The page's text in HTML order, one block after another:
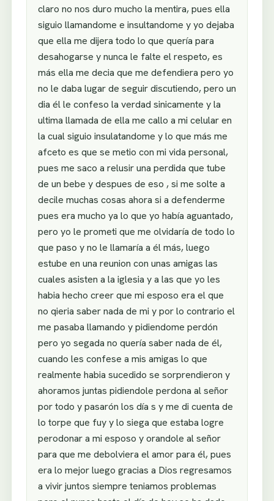
claro no nos duro mucho la mentira, pues ella
siguio llamandome e insultandome y yo dejaba
que ella me dijera todo lo que quería para
desahogarse y nunca le falte el respeto, es
más ella me decia que me defendiera pero yo
no le daba lugar de seguir discutiendo, pero un
dia él le confeso la verdad sinicamente y la
ultima llamada de ella me callo a mi celular en
la cual siguio insulatandome y lo que más me
afceto es que se metio con mi vida personal,
pues me saco a relusir una perdida que tube
de un bebe y despues de eso , si me solte a
decile muchas cosas ahora si a defenderme
pues era mucho ya lo que yo había aguantado,
pero yo le prometi que me olvidaría de todo lo
que paso y no le llamaría a él más, luego
estube en una reunion con unas amigas las
cuales asisten a la iglesia y a las que yo les
habia hecho creer que mi esposo era el que
no qieria saber nada de mi y por lo contrario el
me pasaba llamando y pidiendome perdón
pero yo segada no quería saber nada de él,
cuando les confese a mis amigas lo que
realmente habia sucedido se sorprendieron y
ahoramos juntas pidiendole perdona al señor
por todo y pasarón los día s y me di cuenta de
lo torpe que fuy y lo siega que estaba logre
perodonar a mi esposo y orandole al señor
para que me debolviera el amor para él, pues
era lo mejor luego gracias a Dios regresamos
a vivir juntos siempre teniamos problemas